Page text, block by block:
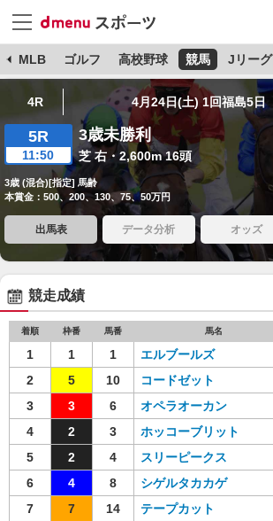
MLB ゴルフ 高校野球 競馬 Jリーグ
4R 4月24日(土) 1回福島5日
5R
11:50
3歳未勝利
芝 右・2,600m 16頭
3歳 (混合)[指定] 馬齢
本賞金：500、200、130、75、50万円
出馬表 データ分析 オッズ
競走成績
着順 枠番 馬番 馬名
1 1 1 エルブールズ
2
5 10 コードゼット
3
3 6 オペラオーカン
4
2 3 ホッコーブリット
5
2 4 スリーピークス
6
4 8 シゲルタカカゲ
7
7 14 テープカット